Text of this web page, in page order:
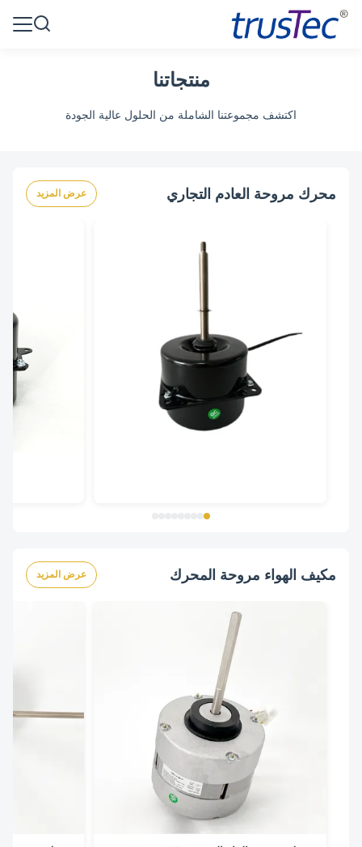
منتجاتنا
اكتشف مجموعتنا الشاملة من الحلول عالية الجودة
محرك مروحة العادم التجاري عرض المزيد
مكيف الهواء مروحة المحرك عرض المزيد